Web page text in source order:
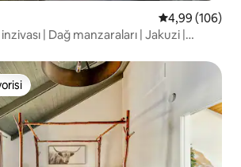
5 üzerinden
4,99 (106)
| Dağ manzaraları | Jakuzi |
en beğenilenler arasında